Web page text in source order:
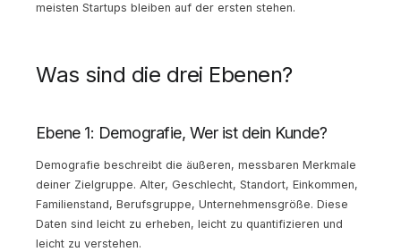
meisten Startups bleiben auf der ersten stehen.
Was sind die drei Ebenen?
Ebene 1: Demografie, Wer ist dein Kunde?
Demografie beschreibt die äußeren, messbaren Merkmale
deiner Zielgruppe. Alter, Geschlecht, Standort, Einkommen,
Familienstand, Berufsgruppe, Unternehmensgröße. Diese
Daten sind leicht zu erheben, leicht zu quantifizieren und
leicht zu verstehen.